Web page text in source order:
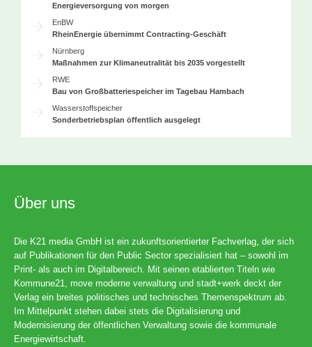
Energieversorgung von morgen
EnBW
RheinEnergie übernimmt Contracting-Geschäft
Nürnberg
Maßnahmen zur Klimaneutralität bis 2035 vorgestellt
RWE
Bau von Großbatteriespeicher im Tagebau Hambach
Wasserstoffspeicher
Sonderbetriebsplan öffentlich ausgelegt
Über uns
Die K21 media GmbH ist ein zukunftsorientierter Fachverlag, der sich
auf Publikationen für den Public Sector spezialisiert hat – sowohl im
Print- als auch im Digitalbereich. Mit seinen etablierten Titeln wie
Kommune21, move moderne verwaltung und stadt+werk deckt der
Verlag ein breites politisches und technisches Themenspektrum ab.
Im Mittelpunkt stehen dabei stets die Digitalisierung und
Modernisierung der öffentlichen Verwaltung sowie die kommunale
Energiewirtschaft.